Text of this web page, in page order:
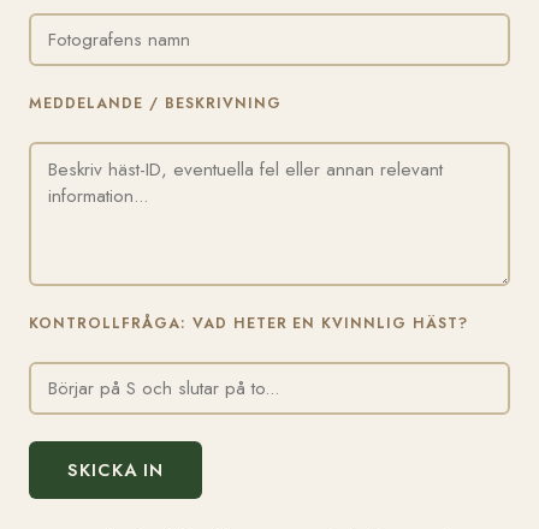
MEDDELANDE / BESKRIVNING
KONTROLLFRÅGA: VAD HETER EN KVINNLIG HÄST?
SKICKA IN